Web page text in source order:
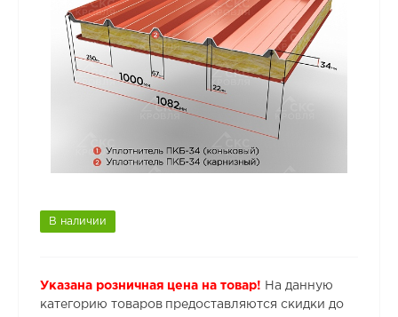
В наличии
Указана розничная цена на товар! На данную
категорию товаров предоставляются скидки до